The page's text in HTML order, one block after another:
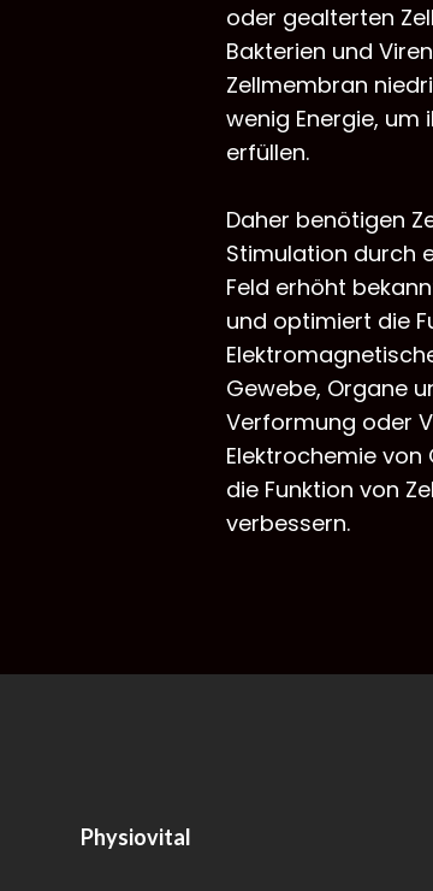
oder gealterten
Bakterien und
Zellmembran
wenig Energie, um
erfüllen.
Daher benötigen
Stimulation durch
Feld erhöht
und optimiert die
Gewebe, Organe
Verformung oder
Elektrochemie von
die Funktion von
verbessern.
Physiovital